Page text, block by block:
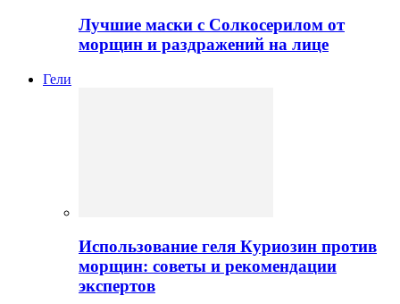
Лучшие маски с Солкосерилом от
морщин и раздражений на лице
Гели
Использование геля Куриозин против
морщин: советы и рекомендации
экспертов